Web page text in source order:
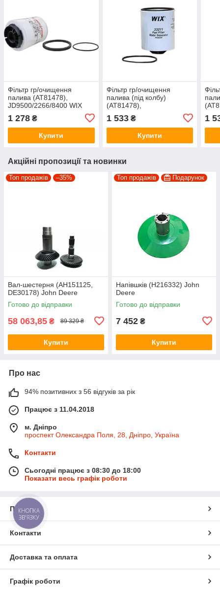
Фільтр гр/очищення
палива (AT81478),
JD9500/2266/8400 WIX
1 278 ₴
Купити
Фільтр гр/очищення
палива (під колбу)
(AT81478),
JD9500/2266/8400 (WIX)
33211
1 533₴
Купити
1
Акційні пропозиції та новинки
Топ продажів –35%
Вал-шестерня (AH151125,
DE30178) John Deere
Готово до відправки
58 063,85 ₴ 89 329 ₴
Купити
Топ продажів Подарунок
Напівшків (H216332) John
Deere
Готово до відправки
7 452 ₴
Купити
Про нас
94% позитивних з 56 відгуків за рік
Працює з 11.04.2018
м. Дніпро
проспект Олександра Поля, 28, Дніпро, Україна
Контакти
Сьогодні працює з 08:30 до 18:00
Показати весь графік роботи
Про нас
Контакти
Доставка та оплата
Графік роботи
КНОПКА
ЗВ'ЯЗКУ